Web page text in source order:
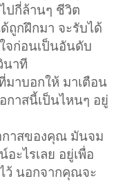
ปกี่ล้านๆ ชีวิต
ถูกฝึกมา จะรับได้
จก่อนเป็นอันดับ
นาที
มาบอกให้ มาเตือน
กาสนี้เป็นไหนๆ อยู่
กาสของคุณ มันจม
ะไรเลย อยู่เพื่อ
นอกจากคุณจะ